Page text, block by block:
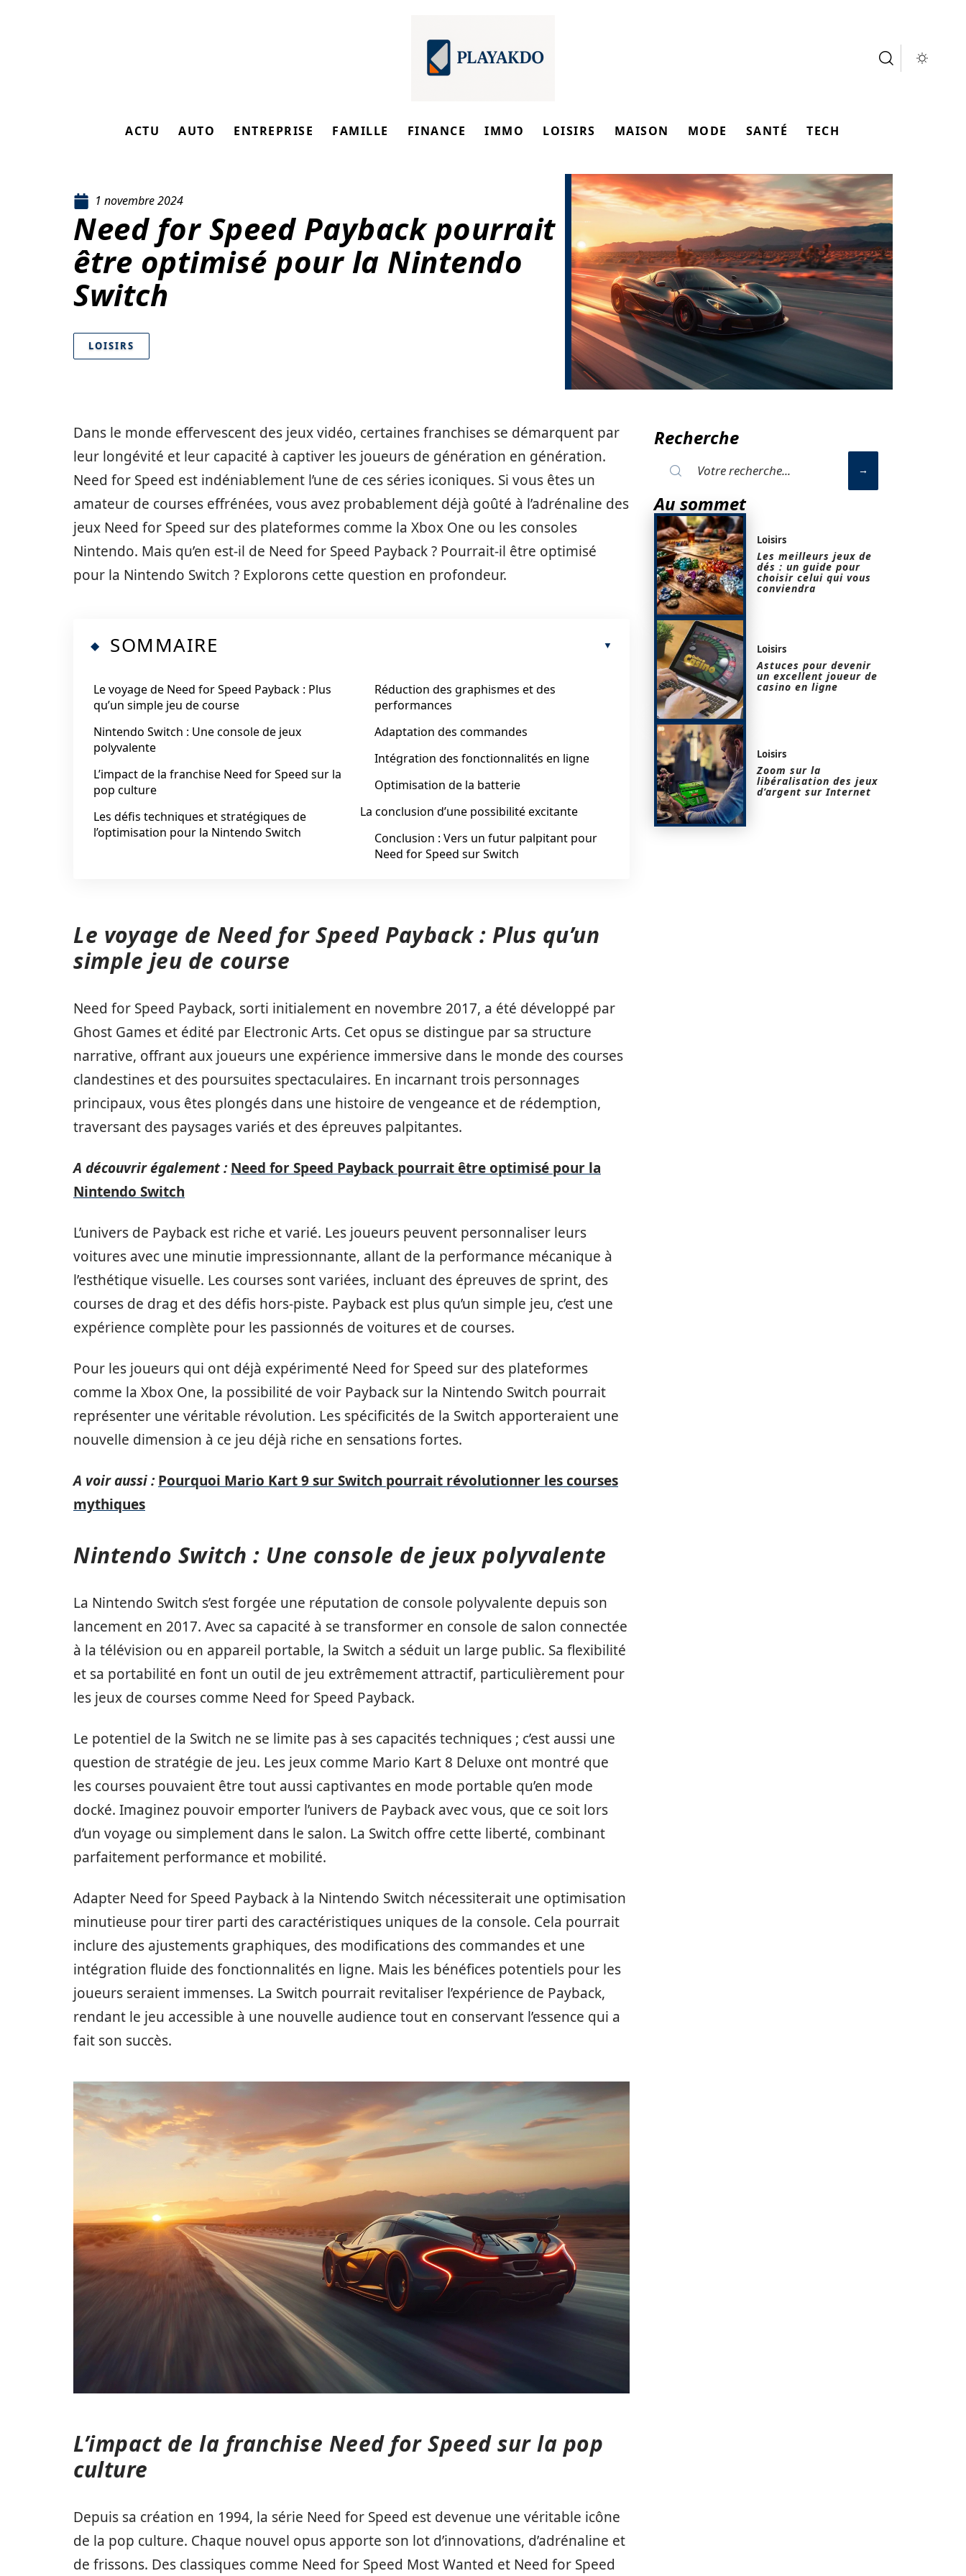
ACTU AUTO ENTREPRISE FAMILLE FINANCE IMMO LOISIRS MAISON MODE SANTÉ TECH
1 novembre 2024
Need for Speed Payback pourrait
être optimisé pour la Nintendo
Switch
LOISIRS
Dans le monde effervescent des jeux vidéo, certaines franchises se démarquent par
leur longévité et leur capacité à captiver les joueurs de génération en génération.
Need for Speed est indéniablement l’une de ces séries iconiques. Si vous êtes un
amateur de courses effrénées, vous avez probablement déjà goûté à l’adrénaline des
jeux Need for Speed sur des plateformes comme la Xbox One ou les consoles
Nintendo. Mais qu’en est-il de Need for Speed Payback ? Pourrait-il être optimisé
pour la Nintendo Switch ? Explorons cette question en profondeur.
SOMMAIRE
Le voyage de Need for Speed Payback : Plus
qu’un simple jeu de course
Nintendo Switch : Une console de jeux
polyvalente
L’impact de la franchise Need for Speed sur la
pop culture
Les défis techniques et stratégiques de
l’optimisation pour la Nintendo Switch
Réduction des graphismes et des
performances
Adaptation des commandes
Intégration des fonctionnalités en ligne
Optimisation de la batterie
La conclusion d’une possibilité excitante
Conclusion : Vers un futur palpitant pour
Need for Speed sur Switch
Le voyage de Need for Speed Payback : Plus qu’un
simple jeu de course
Need for Speed Payback, sorti initialement en novembre 2017, a été développé par
Ghost Games et édité par Electronic Arts. Cet opus se distingue par sa structure
narrative, offrant aux joueurs une expérience immersive dans le monde des courses
clandestines et des poursuites spectaculaires. En incarnant trois personnages
principaux, vous êtes plongés dans une histoire de vengeance et de rédemption,
traversant des paysages variés et des épreuves palpitantes.
A découvrir également : Need for Speed Payback pourrait être optimisé pour la
Nintendo Switch
L’univers de Payback est riche et varié. Les joueurs peuvent personnaliser leurs
voitures avec une minutie impressionnante, allant de la performance mécanique à
l’esthétique visuelle. Les courses sont variées, incluant des épreuves de sprint, des
courses de drag et des défis hors-piste. Payback est plus qu’un simple jeu, c’est une
expérience complète pour les passionnés de voitures et de courses.
Pour les joueurs qui ont déjà expérimenté Need for Speed sur des plateformes
comme la Xbox One, la possibilité de voir Payback sur la Nintendo Switch pourrait
représenter une véritable révolution. Les spécificités de la Switch apporteraient une
nouvelle dimension à ce jeu déjà riche en sensations fortes.
A voir aussi : Pourquoi Mario Kart 9 sur Switch pourrait révolutionner les courses
mythiques
Nintendo Switch : Une console de jeux polyvalente
La Nintendo Switch s’est forgée une réputation de console polyvalente depuis son
lancement en 2017. Avec sa capacité à se transformer en console de salon connectée
à la télévision ou en appareil portable, la Switch a séduit un large public. Sa flexibilité
et sa portabilité en font un outil de jeu extrêmement attractif, particulièrement pour
les jeux de courses comme Need for Speed Payback.
Le potentiel de la Switch ne se limite pas à ses capacités techniques ; c’est aussi une
question de stratégie de jeu. Les jeux comme Mario Kart 8 Deluxe ont montré que
les courses pouvaient être tout aussi captivantes en mode portable qu’en mode
docké. Imaginez pouvoir emporter l’univers de Payback avec vous, que ce soit lors
d’un voyage ou simplement dans le salon. La Switch offre cette liberté, combinant
parfaitement performance et mobilité.
Adapter Need for Speed Payback à la Nintendo Switch nécessiterait une optimisation
minutieuse pour tirer parti des caractéristiques uniques de la console. Cela pourrait
inclure des ajustements graphiques, des modifications des commandes et une
intégration fluide des fonctionnalités en ligne. Mais les bénéfices potentiels pour les
joueurs seraient immenses. La Switch pourrait revitaliser l’expérience de Payback,
rendant le jeu accessible à une nouvelle audience tout en conservant l’essence qui a
fait son succès.
L’impact de la franchise Need for Speed sur la pop
culture
Depuis sa création en 1994, la série Need for Speed est devenue une véritable icône
de la pop culture. Chaque nouvel opus apporte son lot d’innovations, d’adrénaline et
de frissons. Des classiques comme Need for Speed Most Wanted et Need for Speed
Recherche
Au sommet
Loisirs
Les meilleurs jeux de
dés : un guide pour
choisir celui qui vous
conviendra
Loisirs
Astuces pour devenir
un excellent joueur de
casino en ligne
Loisirs
Zoom sur la
libéralisation des jeux
d’argent sur Internet